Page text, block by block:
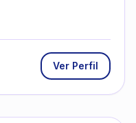
Ver Perfil